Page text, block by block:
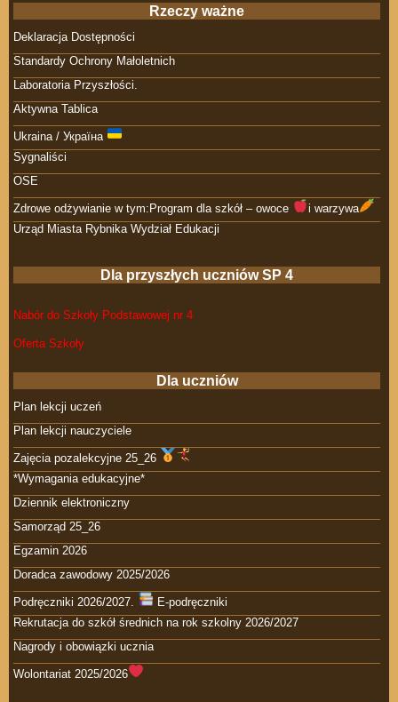
Rzeczy ważne
Deklaracja Dostępności
Standardy Ochrony Małoletnich
Laboratoria Przyszłości.
Aktywna Tablica
Ukraina / Україна
Sygnaliści
OSE
Zdrowe odżywianie w tym:Program dla szkół – owoce
i warzywa
Urząd Miasta Rybnika Wydział Edukacji
Dla przyszłych uczniów SP 4
Nabór do Szkoły Podstawowej nr 4
Oferta Szkoły
Dla uczniów
Plan lekcji uczeń
Plan lekcji nauczyciele
Zajęcia pozalekcyjne 25_26
*Wymagania edukacyjne*
Dziennik elektroniczny
Samorząd 25_26
Egzamin 2026
Doradca zawodowy 2025/2026
Podręczniki 2026/2027.
E-podręczniki
Rekrutacja do szkół średnich na rok szkolny 2026/2027
Nagrody i obowiązki ucznia
Wolontariat 2025/2026